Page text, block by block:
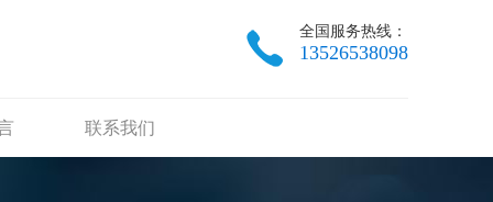
全国服务热线：
13526538098
联系我们